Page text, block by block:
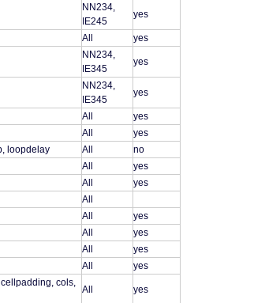
NN234,
IE245
yes
All yes
NN234,
IE345
yes
NN234,
IE345
yes
All
yes
All
yes
loopdelay All
no
All
yes
All
yes
All
All
yes
All
yes
All
yes
All yes
cols,
All yes